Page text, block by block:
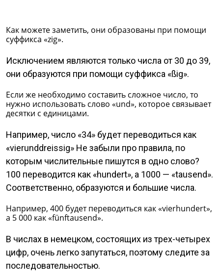
Как можете заметить, они образованы при помощи
суффикса «zig».
Исключением являются только числа от 30 до 39,
они образуются при помощи суффикса «ßig».
Если же необходимо составить сложное число, то
нужно использовать слово «und», которое связывает
десятки с единицами.
Например, число «34» будет переводиться как
«vierunddreissig» Не забыли про правила, по
которым числительные пишутся в одно слово?
100 переводится как «hundert», а 1000 — «tausend».
Соответственно, образуются и большие числа.
Например, 400 будет переводиться как «vierhundert»,
а 5 000 как «fünftausend».
В числах в немецком, состоящих из трех-четырех
цифр, очень легко запутаться, поэтому следите за
последовательностью.